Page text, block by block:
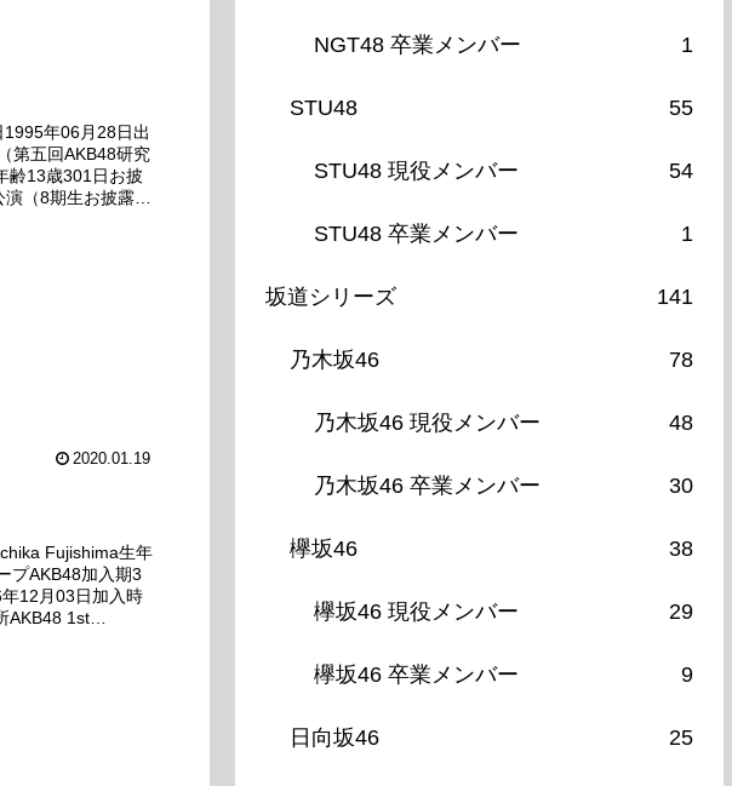
年06月28日出
第五回AKB48研究
齢13歳301日お披
（8期生お披露目
2020.01.19
Fujishima生年
プAKB48加入期3
12月03日加入時
AKB48 1st
NGT48 卒業メンバー 1
STU48 55
STU48 現役メンバー 54
STU48 卒業メンバー 1
坂道シリーズ 141
乃木坂46 78
乃木坂46 現役メンバー 48
乃木坂46 卒業メンバー 30
欅坂46 38
欅坂46 現役メンバー 29
欅坂46 卒業メンバー 9
日向坂46 25